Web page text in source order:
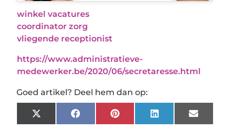
winkel vacatures
coordinator zorg
vliegende receptionist
https://www.administratieve-
medewerker.be/2020/06/secretaresse.html
Goed artikel? Deel hem dan op:
X
(Twitter)
FacebookPinterestLinkedInEmail